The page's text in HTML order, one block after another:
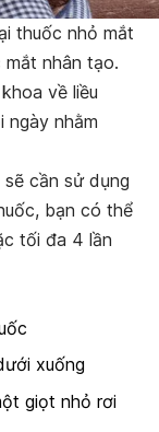
thuốc nhỏ mắt
nhân tạo.
về liều
ngày nhằm
cần sử dụng
bạn có thể
tối đa 4 lần
xuống
giọt nhỏ rơi